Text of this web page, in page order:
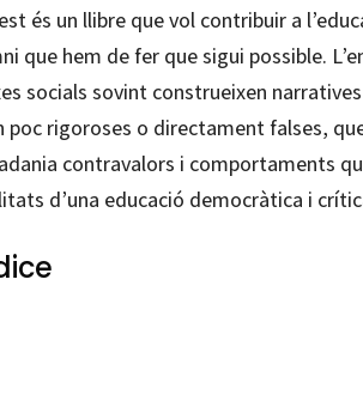
és un llibre que vol contribuir a
que hem de fer que sigui possible.
socials sovint construeixen
poc rigoroses o directament falses,
contravalors i comportaments
d’una educació democràtica i